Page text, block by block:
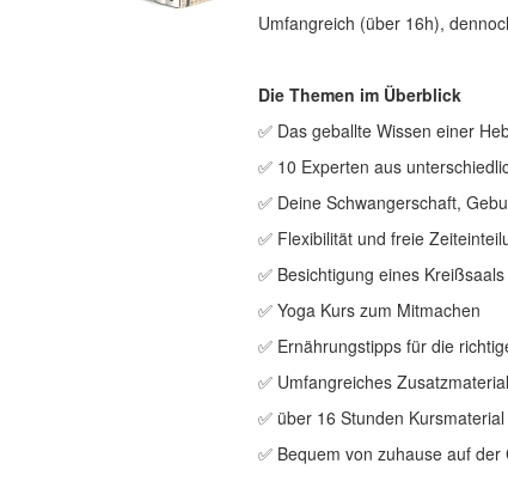
Umfangreich (über 16h),
Die Themen im Überblick
✅ Das geballte Wissen einer
✅ 10 Experten aus
✅ Deine Schwangerschaft,
✅ Flexibilität und freie
✅ Besichtigung eines
✅ Yoga Kurs zum Mitmachen
✅ Ernährungstipps für die
✅ Umfangreiches
✅ über 16 Stunden
✅ Bequem von zuhause auf